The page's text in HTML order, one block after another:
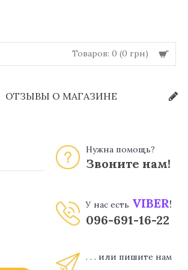
Товаров: 0 (0 грн)
ОТЗЫВЫ О МАГАЗИНЕ
Нужна помощь?
Звоните нам!
У нас есть VIBER!
096-691-16-22
. . . или пишите нам